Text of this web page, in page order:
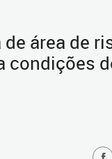
área de
condições